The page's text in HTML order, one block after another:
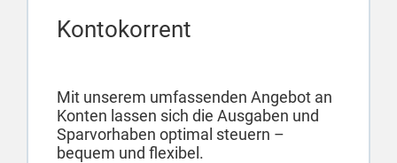
Kontokorrent
Mit unserem umfassenden Angebot an
Konten lassen sich die Ausgaben und
Sparvorhaben optimal steuern –
bequem und flexibel.